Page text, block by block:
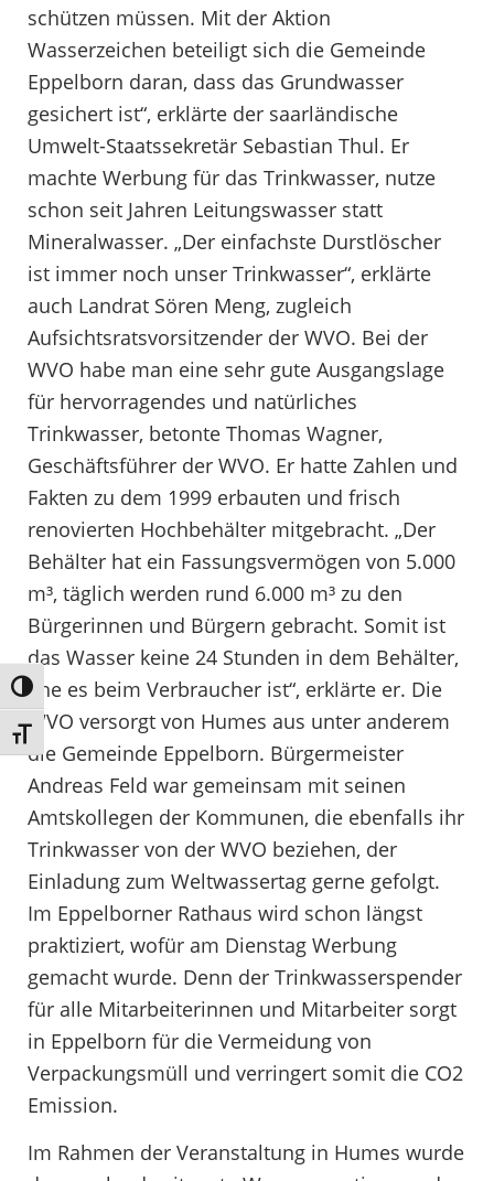
Umschalten auf hohe Kontraste
Schrift vergrößern
schützen müssen. Mit der Aktion
Wasserzeichen beteiligt sich die Gemeinde
Eppelborn daran, dass das Grundwasser
gesichert ist“, erklärte der saarländische
Umwelt-Staatssekretär Sebastian Thul. Er
machte Werbung für das Trinkwasser, nutze
schon seit Jahren Leitungswasser statt
Mineralwasser. „Der einfachste Durstlöscher
ist immer noch unser Trinkwasser“, erklärte
auch Landrat Sören Meng, zugleich
Aufsichtsratsvorsitzender der WVO. Bei der
WVO habe man eine sehr gute Ausgangslage
für hervorragendes und natürliches
Trinkwasser, betonte Thomas Wagner,
Geschäftsführer der WVO. Er hatte Zahlen und
Fakten zu dem 1999 erbauten und frisch
renovierten Hochbehälter mitgebracht. „Der
Behälter hat ein Fassungsvermögen von 5.000
m³, täglich werden rund 6.000 m³ zu den
Bürgerinnen und Bürgern gebracht. Somit ist
das Wasser keine 24 Stunden in dem Behälter,
ehe es beim Verbraucher ist“, erklärte er. Die
WVO versorgt von Humes aus unter anderem
die Gemeinde Eppelborn. Bürgermeister
Andreas Feld war gemeinsam mit seinen
Amtskollegen der Kommunen, die ebenfalls ihr
Trinkwasser von der WVO beziehen, der
Einladung zum Weltwassertag gerne gefolgt.
Im Eppelborner Rathaus wird schon längst
praktiziert, wofür am Dienstag Werbung
gemacht wurde. Denn der Trinkwasserspender
für alle Mitarbeiterinnen und Mitarbeiter sorgt
in Eppelborn für die Vermeidung von
Verpackungsmüll und verringert somit die CO2
Emission.
Im Rahmen der Veranstaltung in Humes wurde